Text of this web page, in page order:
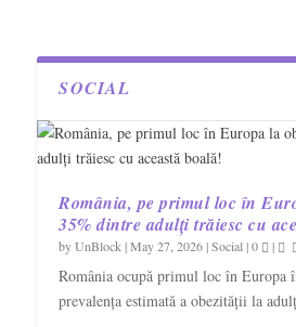
SOCIAL
România, pe primul loc în
35% dintre adulți trăiesc cu
byUnBlock |May 27, 2026|Social |0 |
România ocupă primul loc în Europa
prevalența estimată a obezității la